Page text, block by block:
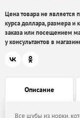
Цена товара не является
курса доллара, размера
заказа или посещением
у консультантов в
Описание
Все шубы из норки,